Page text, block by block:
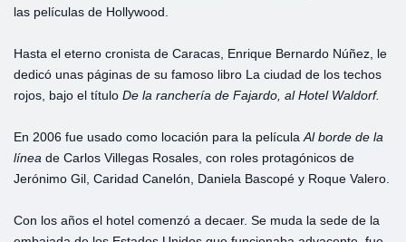
las películas de Hollywood.
Hasta el eterno cronista de Caracas, Enrique Bernardo Núñez, le
dedicó unas páginas de su famoso libro La ciudad de los techos
rojos, bajo el título De la ranchería de Fajardo, al Hotel Waldorf.
En 2006 fue usado como locación para la película Al borde de la
línea de Carlos Villegas Rosales, con roles protagónicos de
Jerónimo Gil, Caridad Canelón, Daniela Bascopé y Roque Valero.
Con los años el hotel comenzó a decaer. Se muda la sede de la